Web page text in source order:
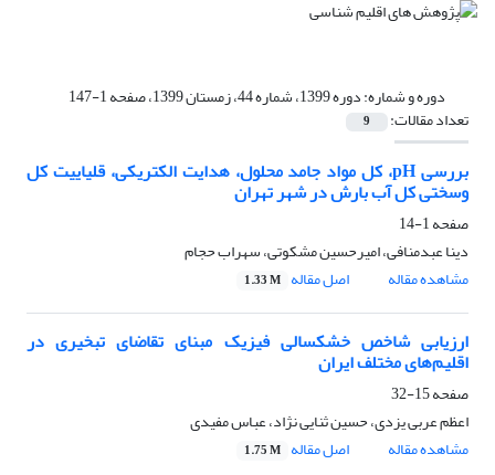
دوره و شماره:دوره 1399، شماره 44، زمستان 1399، صفحه 1-147
تعداد مقالات: 9
بررسی pH، کل مواد جامد محلول، هدایت الکتریکی، قلیاییت کل
وسختی کل آب بارش در شهر تهران
صفحه1-14
دینا عبدمنافی، امیرحسین مشکوتی، سهراب حجام
مشاهده مقاله
اصل مقاله 1.33 M
ارزیابی شاخص خشکسالی فیزیک مبنای تقاضای تبخیری در
اقلیم‌های مختلف ایران
صفحه15-32
اعظم عربی یزدی، حسین ثنایی نژاد، عباس مفیدی
مشاهده مقاله
اصل مقاله 1.75 M